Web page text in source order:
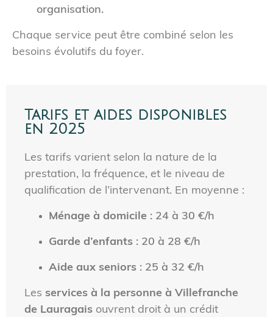
organisation.
Chaque service peut être combiné selon les
besoins évolutifs du foyer.
Tarifs et aides disponibles
en 2025
Les tarifs varient selon la nature de la
prestation, la fréquence, et le niveau de
qualification de l’intervenant. En moyenne :
Ménage à domicile : 24 à 30 €/h
Garde d’enfants : 20 à 28 €/h
Aide aux seniors : 25 à 32 €/h
Les services à la personne à Villefranche
de Lauragais ouvrent droit à un crédit